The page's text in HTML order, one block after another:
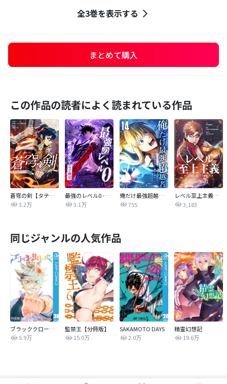
全3巻を表示する
まとめて購入
この作品の読者によく読まれている作品
蒼穹の剣【タテヨミ】
3.2万
最強のレベル0 -解析スキルで完全無双-【タテヨミ】
3.1万
俺だけ最強超越者～全世界のチート師匠に認められた～【単行本】
755
レベル至上主義【タテヨミ】
3,183
同じジャンルの人気作品
ブラッククローバー
5.9万
監禁王【分冊版】
15.0万
SAKAMOTO DAYS
2.0万
精霊幻想記
19.6万